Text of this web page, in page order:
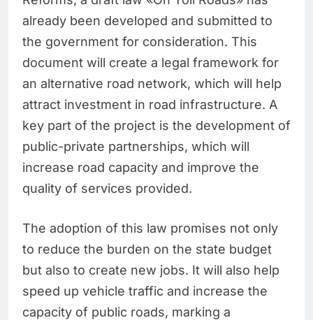
already been developed and submitted to
the government for consideration. This
document will create a legal framework for
an alternative road network, which will help
attract investment in road infrastructure. A
key part of the project is the development of
public-private partnerships, which will
increase road capacity and improve the
quality of services provided.
The adoption of this law promises not only
to reduce the burden on the state budget
but also to create new jobs. It will also help
speed up vehicle traffic and increase the
capacity of public roads, marking a